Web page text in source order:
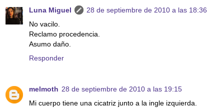
Luna Miguel
28 de septiembre de 2010 a las 18:36
No vacilo.
Reclamo procedencia.
Asumo daño.
Responder
melmoth 28 de septiembre de 2010 a las 19:15
Mi cuerpo tiene una cicatriz junto a la ingle izquierda.